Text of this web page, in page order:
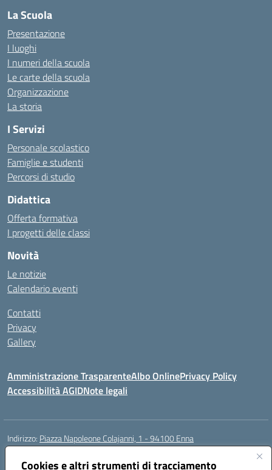
Cookies e altri strumenti di tracciamento
La Scuola
Presentazione
I luoghi
I numeri della scuola
Le carte della scuola
Organizzazione
La storia
I Servizi
Personale scolastico
Famiglie e studenti
Percorsi di studio
Didattica
Offerta formativa
I progetti delle classi
Novità
Le notizie
Calendario eventi
Contatti
Privacy
Gallery
Amministrazione TrasparenteAlbo OnlinePrivacy Policy
Accessibilità AGIDNote legali
Indirizzo: Piazza Napoleone Colajanni, 1 - 94100 Enna
Centralino:
Posta elettronica certificata (PEC):enic81500a@pec.istruzione.it